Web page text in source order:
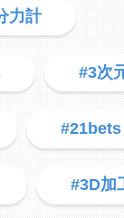
力計
#3次
#3D加